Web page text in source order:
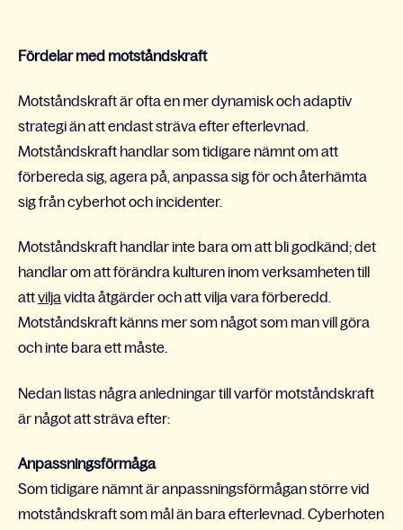
Fördelar med motståndskraft
Motståndskraft är ofta en mer dynamisk och adaptiv
strategi än att endast sträva efter efterlevnad.
Motståndskraft handlar som tidigare nämnt om att
förbereda sig, agera på, anpassa sig för och återhämta
sig från cyberhot och incidenter.
Motståndskraft handlar inte bara om att bli godkänd; det
handlar om att förändra kulturen inom verksamheten till
attviljavidta åtgärder och att vilja vara förberedd.
Motståndskraft känns mer som något som man vill göra
och inte bara ett måste.
Nedan listas några anledningar till varför motståndskraft
är något att sträva efter:
Anpassningsförmåga
Som tidigare nämnt är anpassningsförmågan större vid
motståndskraft som mål än bara efterlevnad. Cyberhoten